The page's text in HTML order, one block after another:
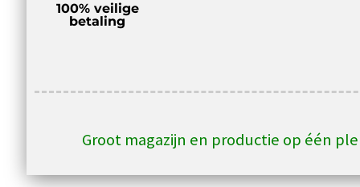
100% veilige
betaling
Groot magazijn en productie op één